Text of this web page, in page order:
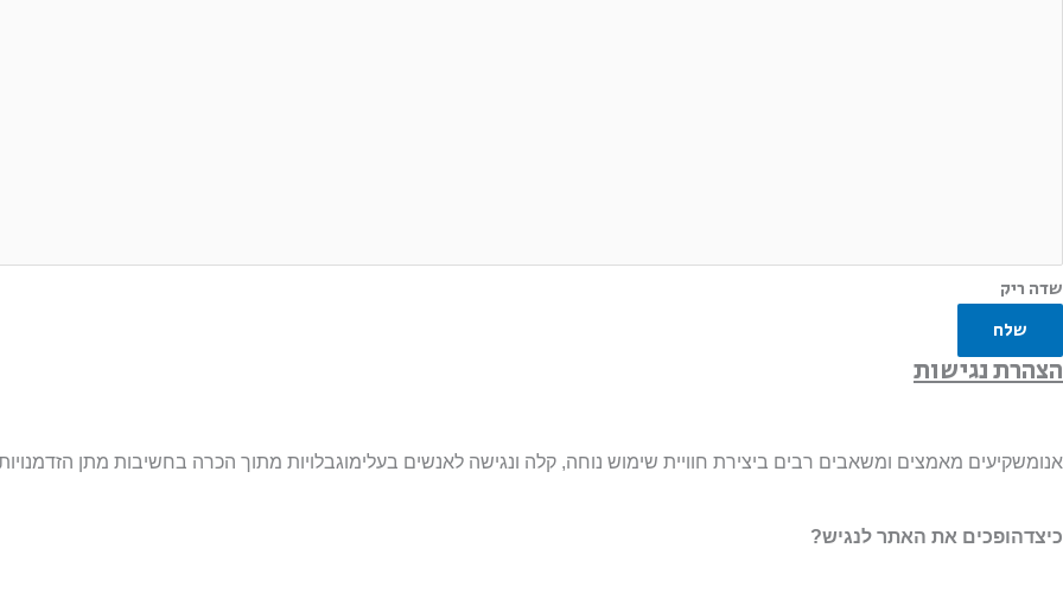
שדה ריק
שלח
הצהרת נגישות
אנומשקיעים מאמצים ומשאבים רבים ביצירת חוויית שימוש נוחה, קלה ונגישה לאנשים בעלימוגבלויות מתוך הכרה בחשיבות מתן הזדמנויות
כיצדהופכים את האתר לנגיש?